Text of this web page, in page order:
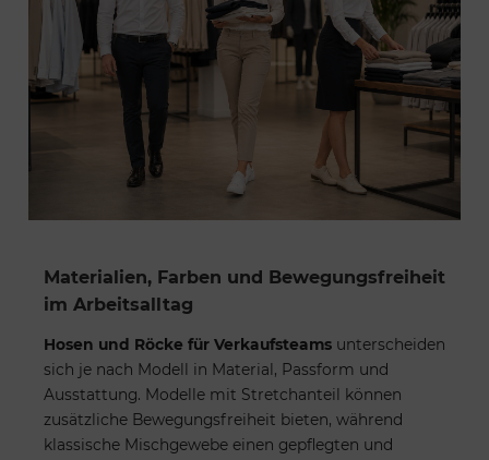
Materialien, Farben und Bewegungsfreiheit
im Arbeitsalltag
Hosen und Röcke für Verkaufsteams unterscheiden
sich je nach Modell in Material, Passform und
Ausstattung. Modelle mit Stretchanteil können
zusätzliche Bewegungsfreiheit bieten, während
klassische Mischgewebe einen gepflegten und